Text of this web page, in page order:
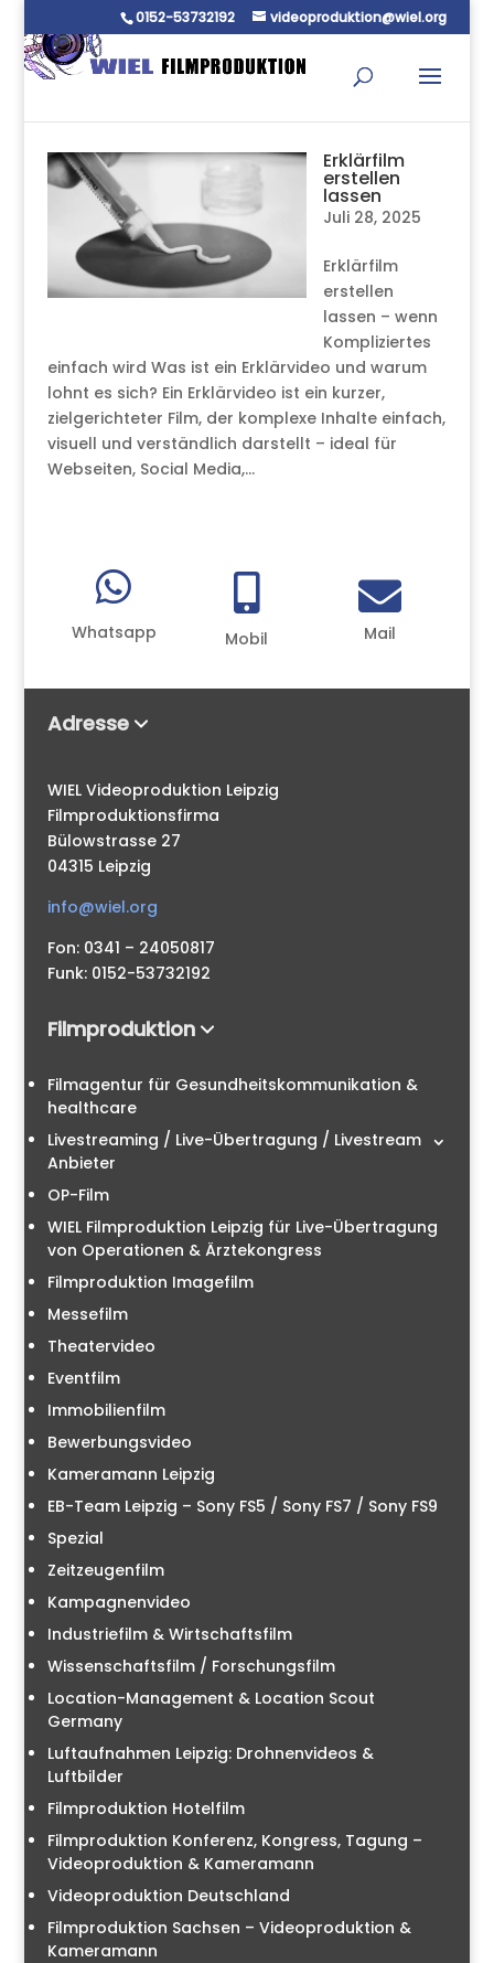
0152-53732192 videoproduktion@wiel.org
Erklärfilm
erstellen
lassen
Juli 28, 2025
Erklärfilm
erstellen
lassen – wenn
Kompliziertes
einfach wird Was ist ein Erklärvideo und warum
lohnt es sich? Ein Erklärvideo ist ein kurzer,
zielgerichteter Film, der komplexe Inhalte einfach,
visuell und verständlich darstellt – ideal für
Webseiten, Social Media,...

Whatsapp

Mobil

Mail
Adresse
WIEL Videoproduktion Leipzig
Filmproduktionsfirma
Bülowstrasse 27
04315 Leipzig
info@wiel.org
Fon: 0341 – 24050817
Funk: 0152-53732192
Filmproduktion
Filmagentur für Gesundheitskommunikation &
healthcare
Livestreaming / Live-Übertragung / Livestream
Anbieter
OP-Film
WIEL Filmproduktion Leipzig für Live-Übertragung
von Operationen & Ärztekongress
Filmproduktion Imagefilm
Messefilm
Theatervideo
Eventfilm
Immobilienfilm
Bewerbungsvideo
Kameramann Leipzig
EB-Team Leipzig – Sony FS5 / Sony FS7 / Sony FS9
Spezial
Zeitzeugenfilm
Kampagnenvideo
Industriefilm & Wirtschaftsfilm
Wissenschaftsfilm / Forschungsfilm
Location-Management & Location Scout
Germany
Luftaufnahmen Leipzig: Drohnenvideos &
Luftbilder
Filmproduktion Hotelfilm
Filmproduktion Konferenz, Kongress, Tagung –
Videoproduktion & Kameramann
Videoproduktion Deutschland
Filmproduktion Sachsen – Videoproduktion &
Kameramann